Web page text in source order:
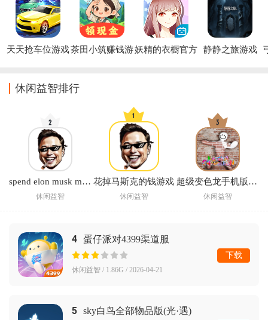
天天抢车位游戏茶田小筑赚钱游妖精的衣橱官方
静静之旅游戏
休闲益智排行
spend elon musk money中文版下载(花掉马斯克的钱)
休闲益智
花掉马斯克的钱游戏
休闲益智
超级变色龙手机版正版
休闲益智
4 蛋仔派对4399渠道服
休闲益智 / 1.86G / 2026-04-21
下载
5 sky白鸟全部物品版(光·遇)